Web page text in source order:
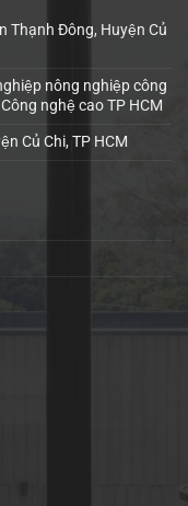
Thạnh Đông, Huyện Củ
nông nghiệp công
nghệ cao TP HCM
Củ Chi, TP HCM